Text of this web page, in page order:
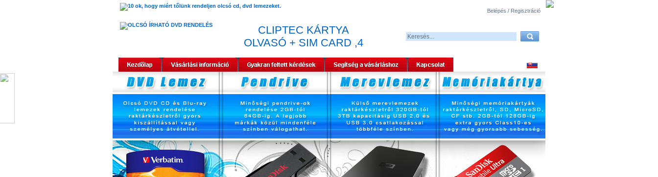
Belépés / Regisztráció
CLIPTEC KÁRTYA
OLVASÓ + SIM CARD ,4